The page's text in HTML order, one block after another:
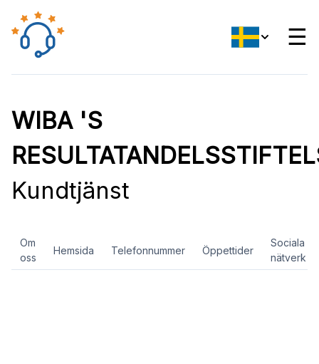
☰
WIBA 'S
Kundtjänst
Om
oss
Hemsida Telefonnummer Öppettider
Sociala
nätverk